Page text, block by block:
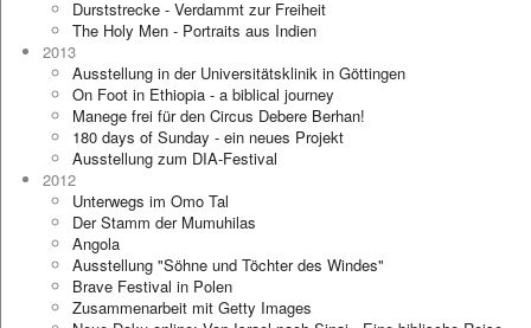
Durststrecke - Verdammt zur Freiheit
The Holy Men - Portraits aus Indien
2013
Ausstellung in der Universitätsklinik in Göttingen
On Foot in Ethiopia - a biblical journey
Manege frei für den Circus Debere Berhan!
180 days of Sunday - ein neues Projekt
Ausstellung zum DIA-Festival
2012
Unterwegs im Omo Tal
Der Stamm der Mumuhilas
Angola
Ausstellung "Söhne und Töchter des Windes"
Brave Festival in Polen
Zusammenarbeit mit Getty Images